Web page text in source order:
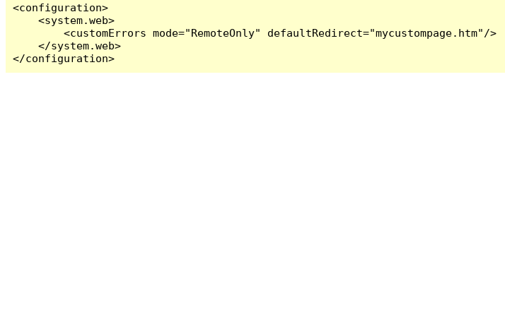
<configuration>
    <system.web>
        <customErrors mode="RemoteOnly" defaultRedirect="mycustompage.htm"/>
    </system.web>
</configuration>